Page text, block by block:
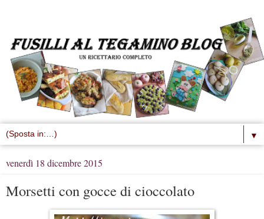
▼
venerdì 18 dicembre 2015
Morsetti con gocce di cioccolato